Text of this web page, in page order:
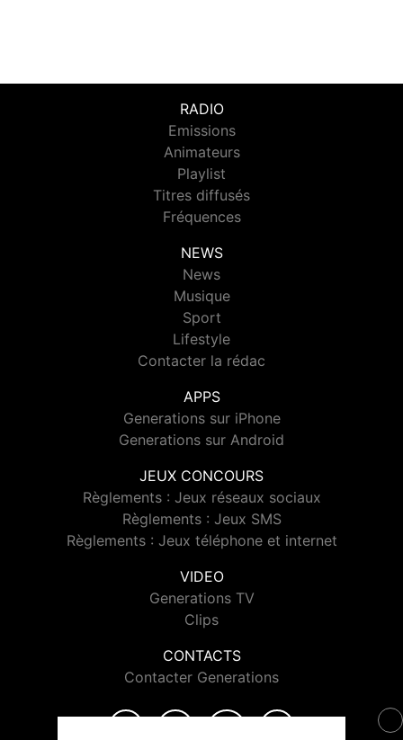
RADIO
Emissions
Animateurs
Playlist
Titres diffusés
Fréquences
NEWS
News
Musique
Sport
Lifestyle
Contacter la rédac
APPS
Generations sur iPhone
Generations sur Android
JEUX CONCOURS
Règlements : Jeux réseaux sociaux
Règlements : Jeux SMS
Règlements : Jeux téléphone et internet
VIDEO
Generations TV
Clips
CONTACTS
Contacter Generations